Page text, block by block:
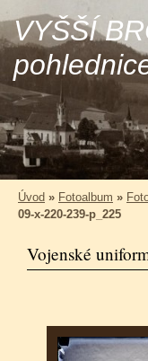
VYŠŠÍ
Úvod » Fotoalbum »
09-x-220-239-p_225
Vojenské